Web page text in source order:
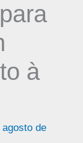
à
agosto de